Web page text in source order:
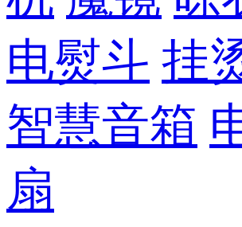
电熨斗 挂
智慧音箱
扇